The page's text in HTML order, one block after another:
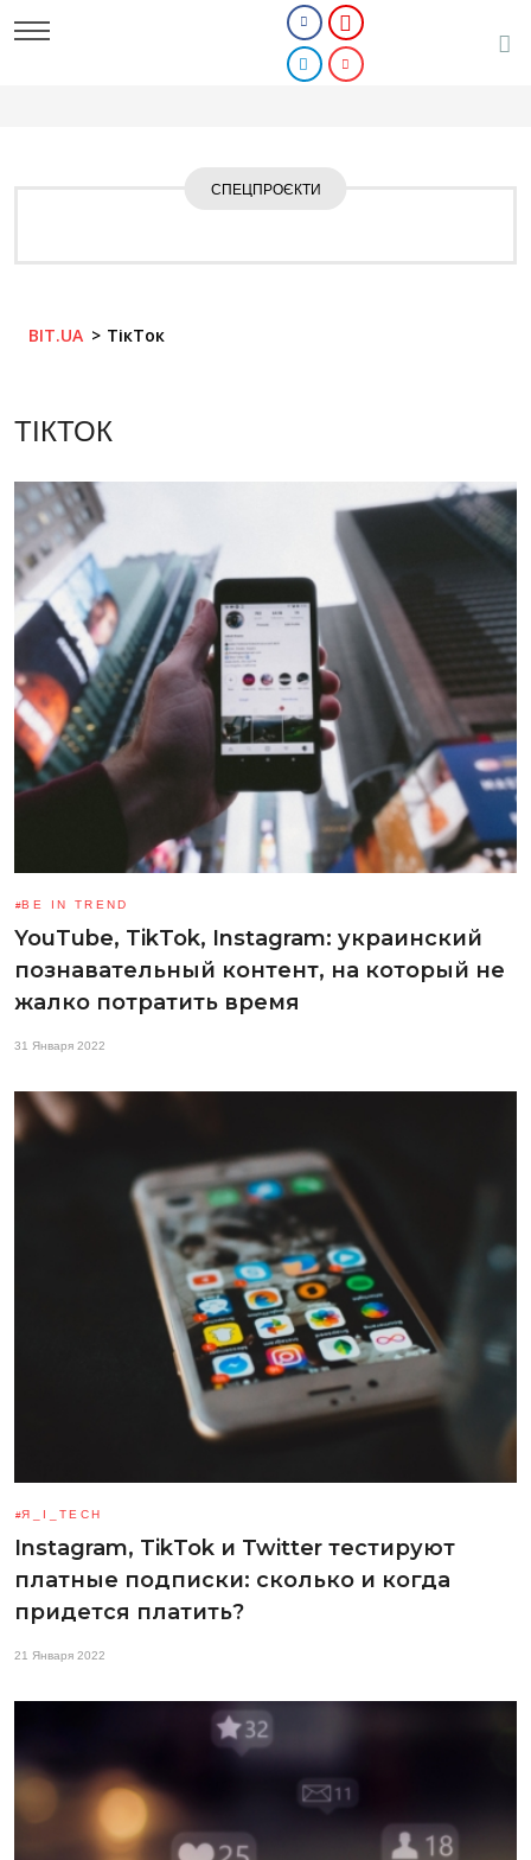
СПЕЦПРОЄКТИ
BIT.UA ТікТок
ТІКТОК
BE IN TREND
YouTube, TikTok, Instagram: украинский
познавательный контент, на который не
жалко потратить время
31 Января 2022
Я_І_TECH
Instagram, TikTok и Twitter тестируют
платные подписки: сколько и когда
придется платить?
21 Января 2022